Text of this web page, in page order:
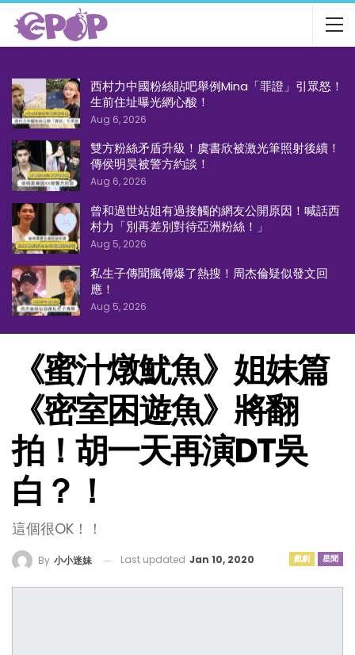
西村力中國粉絲貼吧舉例Mina「罪證」引眾怒！
生前住址曝光網心酸！
Aug 6, 2026
雙方粉絲矛盾升級！虞書欣被激光筆照射後續！
傳侯明昊被警方約談！
Aug 6, 2026
曾和過世站姐有過接觸的網友公開原因！喊話西
村力「別再差別對待亞洲粉絲！」
Aug 5, 2026
私生子傳聞瘋傳爆了熱搜！周杰倫疑似發文回
應！
Aug 5, 2026
《蜜汁燉魷魚》姐妹篇
《密室困遊魚》將翻
拍！胡一天再演DT吳
白？！
這個很OK！！
戲劇 星聞
By 小小迷妹 Last updated Jan 10, 2020